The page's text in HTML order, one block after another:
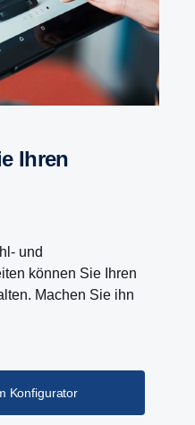
und
können Sie Ihren
Machen Sie ihn
Konfigurator